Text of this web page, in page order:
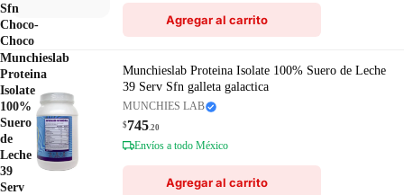
Sfn
Choco-
Choco
Agregar al carrito
Munchieslab
Proteina
Isolate
100%
Suero
de
Leche
39
Serv
Munchieslab Proteina Isolate 100% Suero de Leche
39 Serv Sfn galleta galactica
MUNCHIES LAB
$745.20
Envíos a todo México
Agregar al carrito